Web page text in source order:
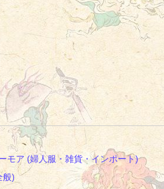
モア (婦人服・雑貨・インポート)
般)